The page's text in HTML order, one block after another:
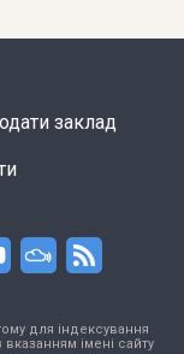
заклад
для індексування
вказанням імені сайту